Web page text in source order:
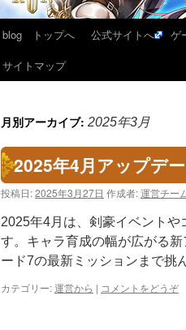
blog トップへ 公式サイトへ ゲ
サイトマップ
月別アーカイブ: 2025年3月
2025年4月アップデ
投稿日:2025年3月27日 作成者:運営チー
2025年4月は、剣豪イベントや
す。キャラ育成の幅が広がる
ード7の最新ミッションまで挑
カテゴリー:運営から | コメントをどうぞ